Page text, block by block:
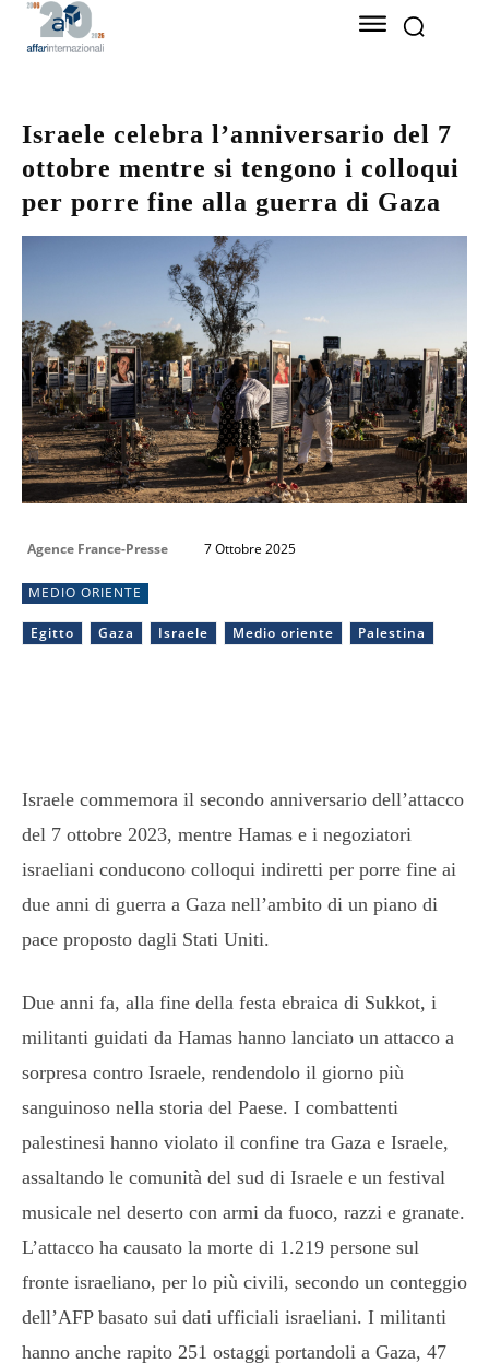
Israele celebra l’anniversario del 7
ottobre mentre si tengono i colloqui
per porre fine alla guerra di Gaza
Agence France-Presse 7 Ottobre 2025
MEDIO ORIENTE
Egitto Gaza Israele Medio oriente Palestina
Israele commemora il secondo anniversario dell’attacco
del 7 ottobre 2023, mentre Hamas e i negoziatori
israeliani conducono colloqui indiretti per porre fine ai
due anni di guerra a Gaza nell’ambito di un piano di
pace proposto dagli Stati Uniti.
Due anni fa, alla fine della festa ebraica di Sukkot, i
militanti guidati da Hamas hanno lanciato un attacco a
sorpresa contro Israele, rendendolo il giorno più
sanguinoso nella storia del Paese. I combattenti
palestinesi hanno violato il confine tra Gaza e Israele,
assaltando le comunità del sud di Israele e un festival
musicale nel deserto con armi da fuoco, razzi e granate.
L’attacco ha causato la morte di 1.219 persone sul
fronte israeliano, per lo più civili, secondo un conteggio
dell’AFP basato sui dati ufficiali israeliani. I militanti
hanno anche rapito 251 ostaggi portandoli a Gaza, 47